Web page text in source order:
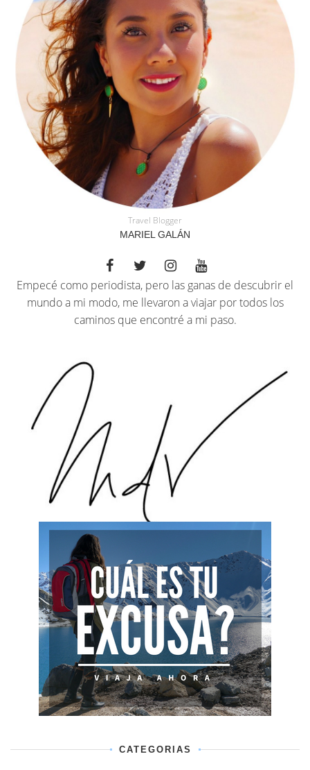
Travel Blogger
MARIEL GALÁN
Empecé como periodista, pero las ganas de descubrir el
mundo a mi modo, me llevaron a viajar por todos los
caminos que encontré a mi paso.
CATEGORIAS